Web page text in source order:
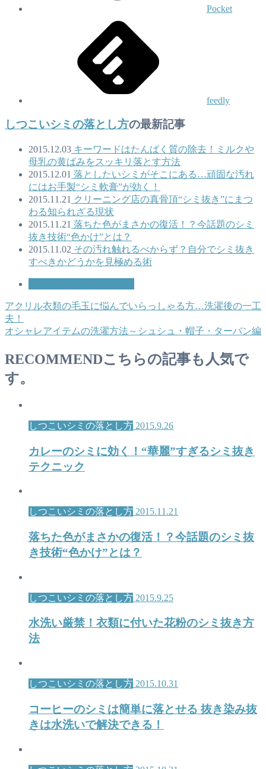
Pocket
feedly
しつこいシミの落とし方の最新記事
2015.12.03 キーワードはたんぱく質の除去！ミルクや
母乳の黄ばみをスッキリ落とす方法
2015.12.01 落としたいシミがそこにある…頑固な汚れ
にはお手製“シミ軟膏”が効く！
2015.11.21 クリーニング店の真骨頂“シミ抜き”にまつ
わる知られざる現状
2015.11.21 落ちた色がまさかの復活！？今話題のシミ
抜き技術“色かけ”とは？
2015.11.02 その汚れ触れるべからず？自分でシミ抜き
すべきかどうかを見極める術
アクリル衣類の毛玉に悩んでいらっしゃる方…洗濯後の一工
夫！
オシャレアイテムの洗濯方法～シュシュ・帽子・ターバン編
RECOMMENDこちらの記事も人気で
す。
しつこいシミの落とし方 2015.9.26
カレーのシミに効く！“華麗”すぎるシミ抜き
テクニック
しつこいシミの落とし方 2015.11.21
落ちた色がまさかの復活！？今話題のシミ抜
き技術“色かけ”とは？
しつこいシミの落とし方 2015.9.25
水洗い厳禁！衣類に付いた花粉のシミ抜き方
法
しつこいシミの落とし方 2015.10.31
コーヒーのシミは簡単に落とせる 抜き染み抜
きは水洗いで解決できる！